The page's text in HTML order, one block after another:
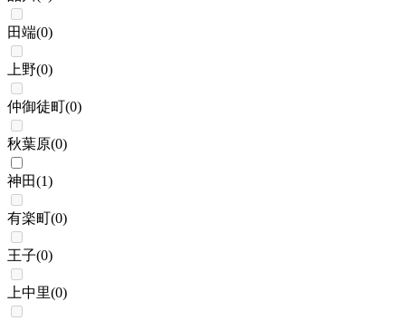
田端(0)
上野(0)
仲御徒町(0)
秋葉原(0)
神田(1)
有楽町(0)
王子(0)
上中里(0)